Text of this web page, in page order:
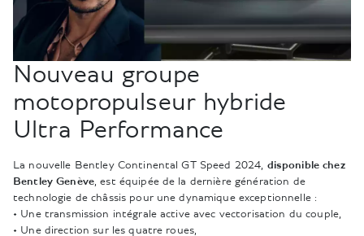
Nouveau groupe
motopropulseur hybride
Ultra Performance
La nouvelle Bentley Continental GT Speed 2024, disponible chez
Bentley Genève, est équipée de la dernière génération de
technologie de châssis pour une dynamique exceptionnelle :
• Une transmission intégrale active avec vectorisation du couple,
• Une direction sur les quatre roues,